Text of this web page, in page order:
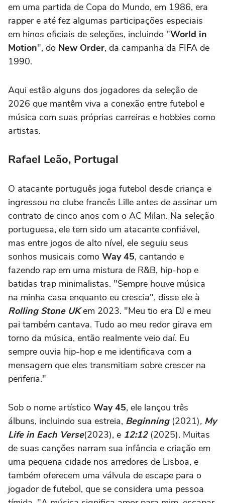
em uma partida de Copa do Mundo, em 1986, era
rapper e até fez algumas participações especiais
em hinos oficiais de seleções, incluindo "World in
Motion", do New Order, da campanha da FIFA de
1990.
Aqui estão alguns dos jogadores da seleção de
2026 que mantêm viva a conexão entre futebol e
música com suas próprias carreiras e hobbies como
artistas.
Rafael Leão, Portugal
O atacante português joga futebol desde criança e
ingressou no clube francês Lille antes de assinar um
contrato de cinco anos com o AC Milan. Na seleção
portuguesa, ele tem sido um atacante confiável,
mas entre jogos de alto nível, ele seguiu seus
sonhos musicais como Way 45, cantando e
fazendo rap em uma mistura de R&B, hip-hop e
batidas trap minimalistas. "Sempre houve música
na minha casa enquanto eu crescia", disse ele à
Rolling Stone UKem 2023. "Meu tio era DJ e meu
pai também cantava. Tudo ao meu redor girava em
torno da música, então realmente veio daí. Eu
sempre ouvia hip-hop e me identificava com a
mensagem que eles transmitiam sobre crescer na
periferia."
Sob o nome artístico Way 45, ele lançou três
álbuns, incluindo sua estreia, Beginning (2021), My
Life in Each Verse(2023), e 12:12(2025). Muitas
de suas canções narram sua infância e criação em
uma pequena cidade nos arredores de Lisboa, e
também oferecem uma válvula de escape para o
jogador de futebol, que se considera uma pessoa